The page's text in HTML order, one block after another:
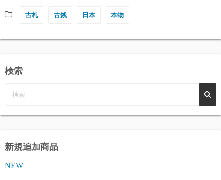
古札 古銭 日本 本物
検索
新規追加商品
NEW